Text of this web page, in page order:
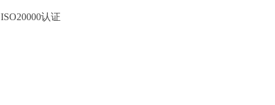
ISO20000认证